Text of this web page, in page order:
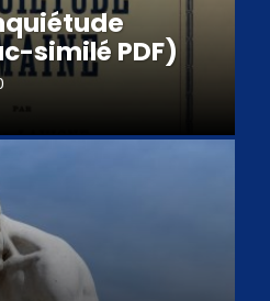
similé PDF)